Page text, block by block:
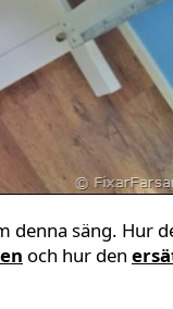
denna säng. Hur
och hur den